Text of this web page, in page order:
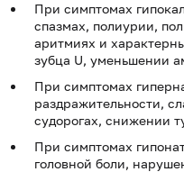
При симптомах
спазмах, полиурии,
аритмиях и
зубца U, уменьшении
При симптомах
раздражительности,
судорогах, снижении
При симптомах
головной боли,